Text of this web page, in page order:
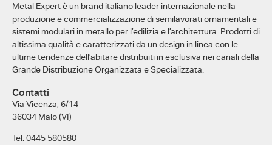
Metal Expert è un brand italiano leader internazionale nella
produzione e commercializzazione di semilavorati ornamentali e
sistemi modulari in metallo per l’edilizia e l’architettura. Prodotti di
altissima qualità e caratterizzati da un design in linea con le
ultime tendenze dell’abitare distribuiti in esclusiva nei canali della
Grande Distribuzione Organizzata e Specializzata.
Contatti
Via Vicenza, 6/14
36034 Malo (VI)
Tel. 0445 580580